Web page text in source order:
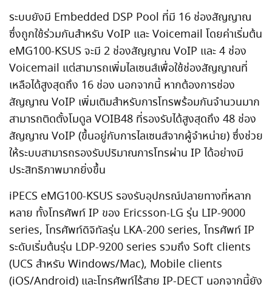
ระบบยังมี Embedded DSP Pool ที่มี 16 ช่องสัญญาณ
ซึ่งถูกใช้ร่วมกันสำหรับ VoIP และ Voicemail โดยค่าเริ่มต้น
eMG100-KSUS จะมี 2 ช่องสัญญาณ VoIP และ 4 ช่อง
Voicemail แต่สามารถเพิ่มไลเซนส์เพื่อใช้ช่องสัญญาณที่
เหลือได้สูงสุดถึง 16 ช่อง นอกจากนี้ หากต้องการช่อง
สัญญาณ VoIP เพิ่มเติมสำหรับการโทรพร้อมกันจำนวนมาก
สามารถติดตั้งโมดูล VOIB48 ที่รองรับได้สูงสุดถึง 48 ช่อง
สัญญาณ VoIP (ขึ้นอยู่กับการไลเซนส์จากผู้จำหน่าย) ซึ่งช่วย
ให้ระบบสามารถรองรับปริมาณการโทรผ่าน IP ได้อย่างมี
ประสิทธิภาพมากยิ่งขึ้น
iPECS eMG100-KSUS รองรับอุปกรณ์ปลายทางที่หลาก
หลาย ทั้งโทรศัพท์ IP ของ Ericsson-LG รุ่น LIP-9000
series, โทรศัพท์ดิจิทัลรุ่น LKA-200 series, โทรศัพท์ IP
ระดับเริ่มต้นรุ่น LDP-9200 series รวมถึง Soft clients
(UCS สำหรับ Windows/Mac), Mobile clients
(iOS/Android) และโทรศัพท์ไร้สาย IP-DECT นอกจากนี้ยัง